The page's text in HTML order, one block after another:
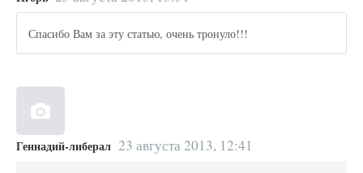
Спасибо Вам за эту статью, очень тронуло!!!
Геннадий-либерал 23 августа 2013, 12:41